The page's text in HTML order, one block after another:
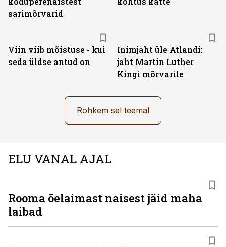
sarimõrvarid
Viin viib mõistuse - kui
seda üldse antud on
Inimjaht üle Atlandi:
jaht Martin Luther
Kingi mõrvarile
Rohkem sel teemal
ELU VANAL AJAL
Rooma õelaimast naisest jäid maha
laibad